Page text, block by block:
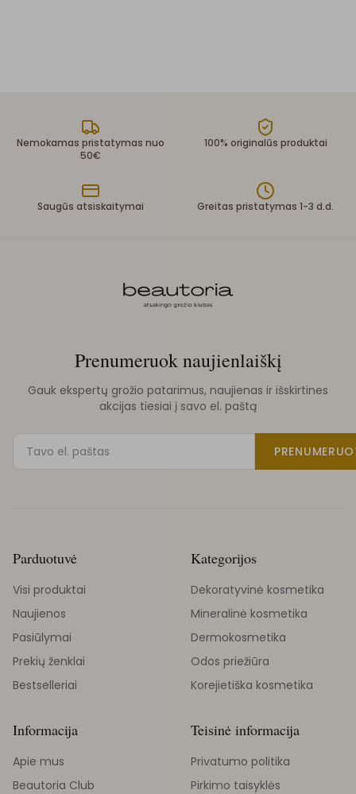
Nemokamas pristatymas nuo
50€
100% originalūs produktai
Saugūs atsiskaitymai Greitas pristatymas 1-3 d.d.
Prenumeruok naujienlaiškį
Gauk ekspertų grožio patarimus, naujienas ir išskirtines
akcijas tiesiai į savo el. paštą
Parduotuvė
Visi produktai
Naujienos
Pasiūlymai
Prekių ženklai
Bestselleriai
Kategorijos
Dekoratyvinė kosmetika
Mineralinė kosmetika
Dermokosmetika
Odos priežiūra
Korejietiška kosmetika
Informacija
Apie mus
Beautoria Club
Teisinė informacija
Privatumo politika
Pirkimo taisyklės